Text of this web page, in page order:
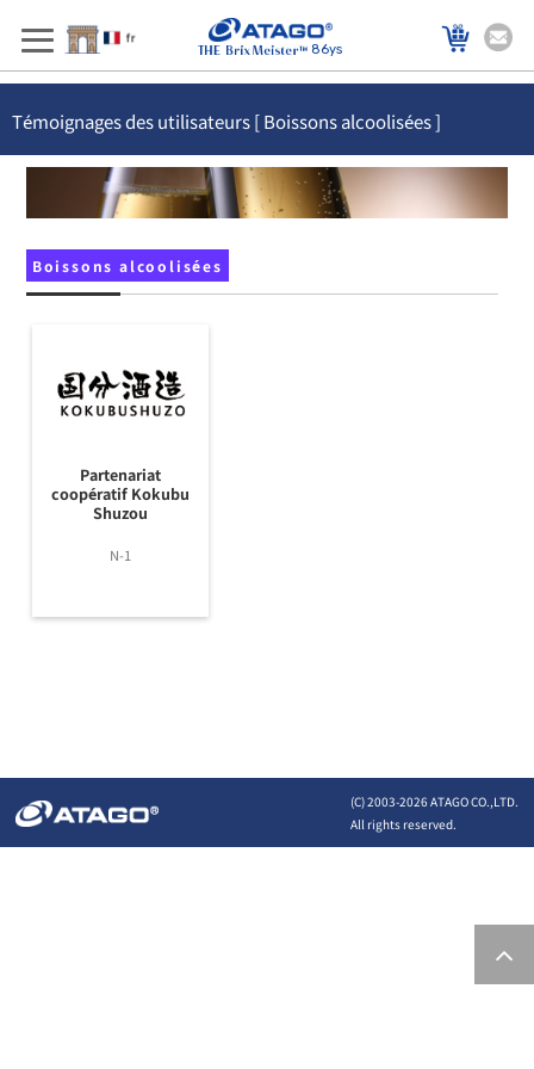
86ys
Témoignages des utilisateurs [ Boissons alcoolisées ]
Boissons alcoolisées
Partenariat
coopératif Kokubu
Shuzou
N-1
(C) 2003-2026 ATAGO CO.,LTD.
All rights reserved.